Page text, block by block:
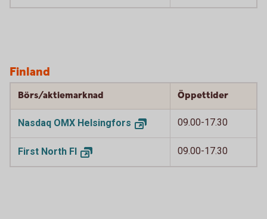
Finland
Börs/aktiemarknad Öppettider
Nasdaq OMX Helsingfors 09.00-17.30
First North FI 09.00-17.30